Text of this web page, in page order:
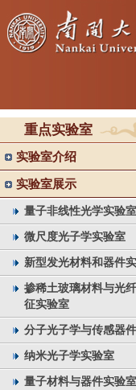
重点实验室
实验室介绍
实验室展示
量子非线性光学实验室
微尺度光子学实验室
新型发光材料和器件
掺稀土玻璃材料与光
征实验室
分子光子学与传感器
纳米光子学实验室
量子材料与器件实验室